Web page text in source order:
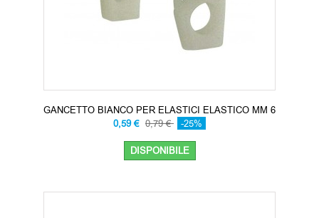
GANCETTO BIANCO PER ELASTICI ELASTICO MM 6
0,59 € 0,79 € -25%
DISPONIBILE